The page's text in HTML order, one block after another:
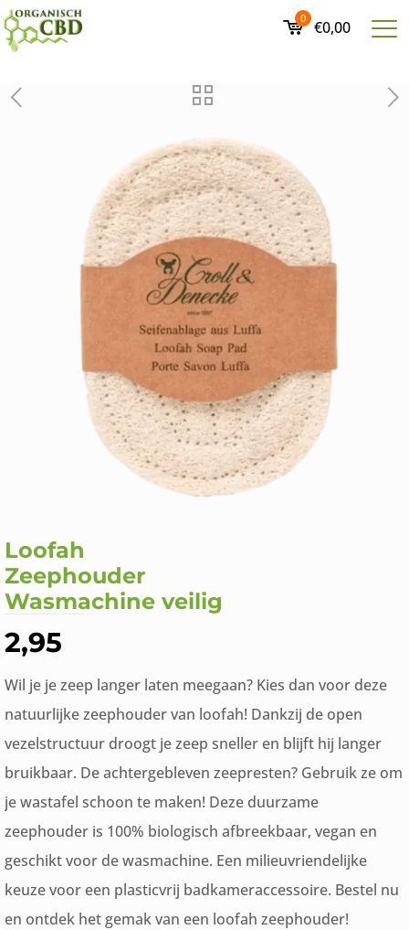
0 €0,00
Loofah
Zeephouder
Wasmachine veilig
2,95
Wil je je zeep langer laten meegaan? Kies dan voor deze
natuurlijke zeephouder van loofah! Dankzij de open
vezelstructuur droogt je zeep sneller en blijft hij langer
bruikbaar. De achtergebleven zeepresten? Gebruik ze om
je wastafel schoon te maken! Deze duurzame
zeephouder is 100% biologisch afbreekbaar, vegan en
geschikt voor de wasmachine. Een milieuvriendelijke
keuze voor een plasticvrij badkameraccessoire. Bestel nu
en ontdek het gemak van een loofah zeephouder!